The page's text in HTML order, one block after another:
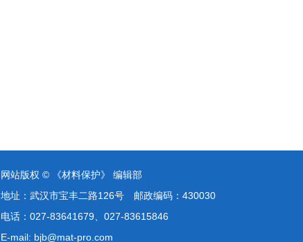
网站版权 © 《材料保护》 编辑部
地址：武汉市宝丰二路126号 邮政编码：430030
电话：027-83641679、027-83615846
E-mail: bjb@mat-pro.com